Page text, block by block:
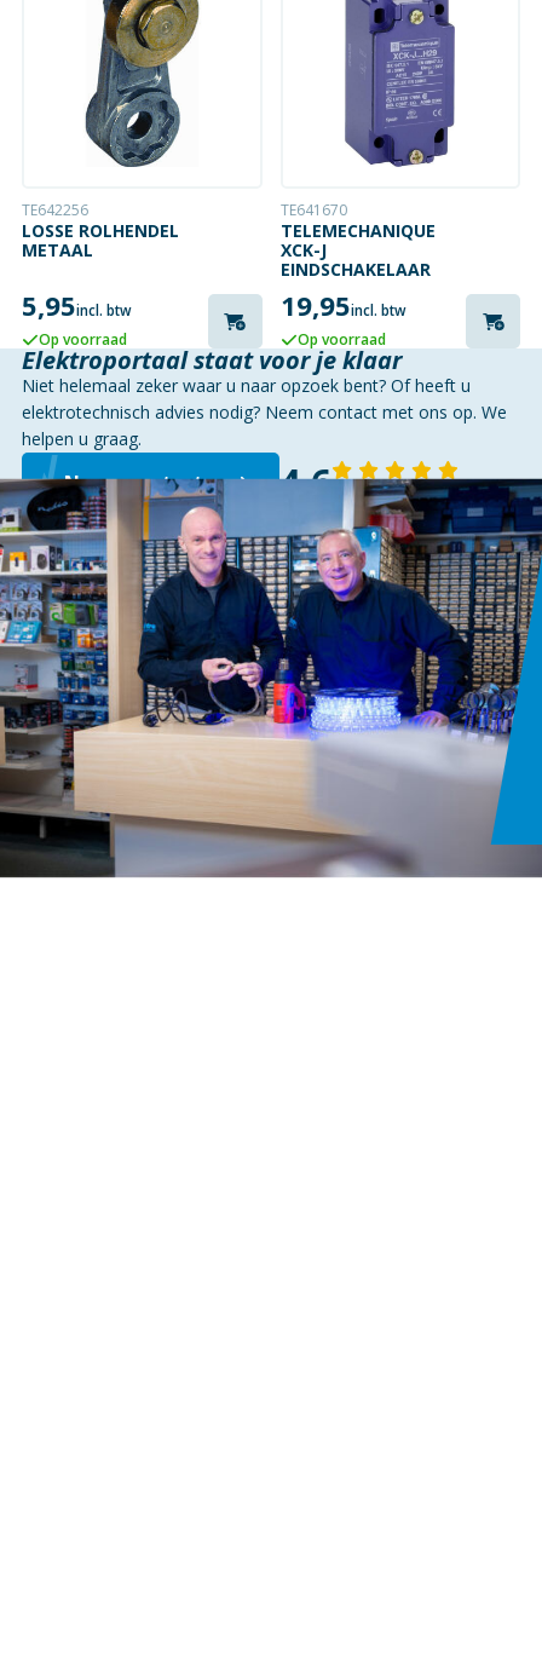
TE642256
LOSSE ROLHENDEL
METAAL
5,95incl. btw
Op voorraad
TE641670
TELEMECHANIQUE
XCK-J
EINDSCHAKELAAR
19,95incl. btw
Op voorraad
Elektroportaal staat voor je klaar
Niet helemaal zeker waar u naar opzoek bent? Of heeft u
elektrotechnisch advies nodig? Neem contact met ons op. We
helpen u graag.
Neem contact op 4,6 143 reviews